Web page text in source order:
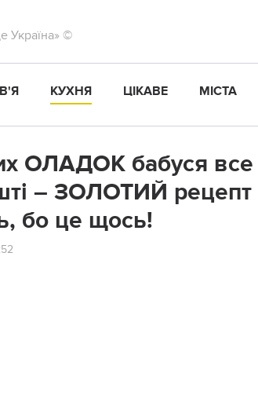
Україна» ©
КУХНЯ ЦІКАВЕ МІСТА
ОЛАДОК бабуся все
– ЗОЛОТИЙ
бо це щось!